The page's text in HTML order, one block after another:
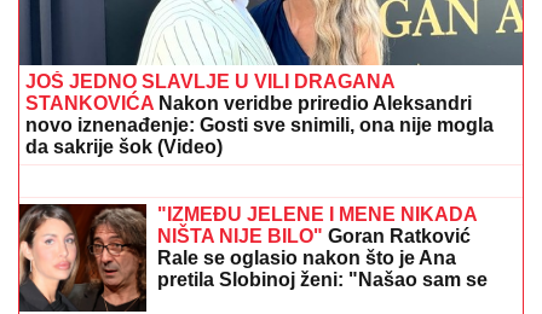
(VIDEO) MINA KOSTIĆ PEVA, NJEN
DEČKO PLAČE Kasper objavio
snimak: Nije mogao da sakrije
emocije, evo šta se dešava nakon
teškog perioda
(FOTO) ASMIN OTKRIO PRAVO
STANJE NA RAČUNU
Javno obelodanio cifre i ljudi su u
šoku